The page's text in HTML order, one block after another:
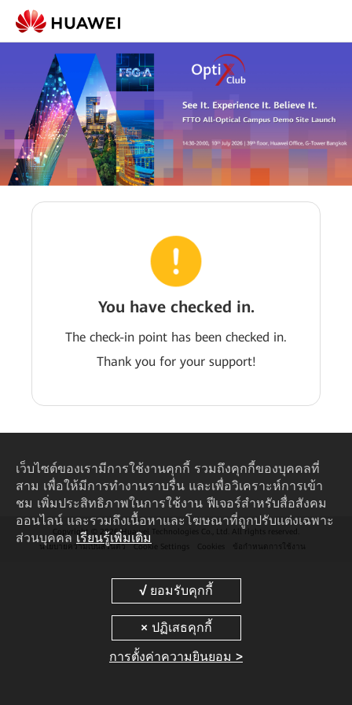
You have checked in.
The check-in point has been checked in.
Thank you for your support!
Copyright © 2026 Huawei Technologies Co., Ltd. All rights reserved.
นโยบายความเป็นส่วนตัว
Cookie Settings Cookies ข้อกำหนดการใช้งาน
เว็บไซต์ของเรามีการใช้งานคุกกี้ รวมถึงคุกกี้ของบุคคลที่
สาม เพื่อให้มีการทำงานราบรื่น และเพื่อวิเคราะห์การเข้า
ชม เพิ่มประสิทธิภาพในการใช้งาน ฟีเจอร์สำหรับสื่อสังคม
ออนไลน์ และรวมถึงเนื้อหาและโฆษณาที่ถูกปรับแต่งเฉพาะ
ส่วนบุคคล เรียนรู้เพิ่มเติม
การตั้งค่าความยินยอม >